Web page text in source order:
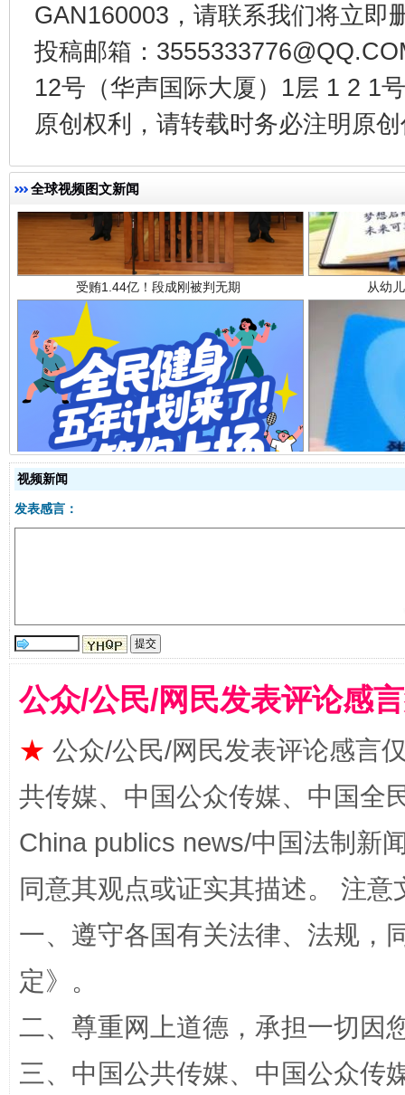
GAN160003，请联系我们将立即
投稿邮箱：
12号（华声国际大厦）1层 1 2 1
原创权利，请转载时务必注明原
全球视频图文新闻
全民健身五年计划来了！等你上场
阿坝州三大球赛在茂县开幕
国家大学科技园优化重塑工作
视频新闻
发表感言：
公众/公民/网民发表评论感
★ 公众/公民/网民发表评论感言
共传媒、中国公众传媒、中国全
China publics news/中国法制新
同意其观点或证实其描述。 注
一、遵守各国有关法律、法规，
定》。
二、尊重网上道德，承担一切因
三、中国公共传媒、中国公众传